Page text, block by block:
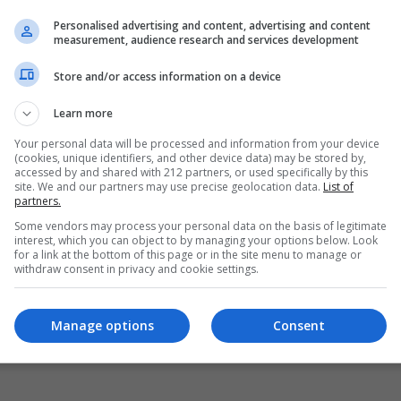
Personalised advertising and content, advertising and content
measurement, audience research and services development
Store and/or access information on a device
Learn more
Your personal data will be processed and information from your device
(cookies, unique identifiers, and other device data) may be stored by,
accessed by and shared with 212 partners, or used specifically by this
site. We and our partners may use precise geolocation data. List of
partners.
Some vendors may process your personal data on the basis of legitimate
interest, which you can object to by managing your options below. Look
for a link at the bottom of this page or in the site menu to manage or
withdraw consent in privacy and cookie settings.
Consent
Manage options